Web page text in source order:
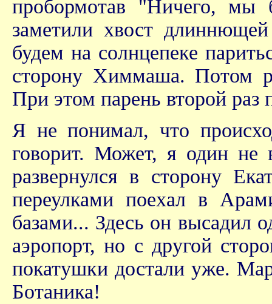
пробормотав "Ничего, мы
заметили хвост
будем на солнцепеке
сторону Химмаша. Потом
При этом парень второй раз
Я не понимал, что
говорит. Может, я один не
развернулся в сторону
переулками поехал в
базами... Здесь он высадил
аэропорт, но с другой
покатушки достали уже.
Ботаника!